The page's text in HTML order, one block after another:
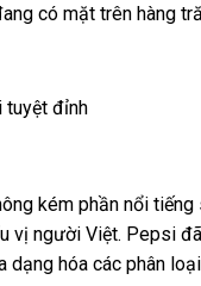
có mặt trên hàng
tuyệt đỉnh
kém phần nổi
vị người Việt. Pepsi
hóa các phân